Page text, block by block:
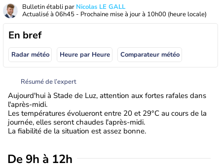
Bulletin établi par Nicolas LE GALL
Actualisé à 06h45 - Prochaine mise à jour à 10h00 (heure locale)
En bref
Radar météo Heure par Heure Comparateur météo
Résumé de l’expert
Aujourd'hui à Stade de Luz, attention aux fortes rafales dans
l'après-midi.
Les températures évolueront entre 20 et 29°C au cours de la
journée, elles seront chaudes l'après-midi.
La fiabilité de la situation est assez bonne.
De 9h à 12h